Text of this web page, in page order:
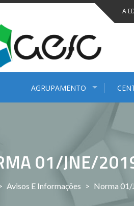
A
AGRUPAMENTO
01/JNE/
Avisos E Informações > Norma 01/